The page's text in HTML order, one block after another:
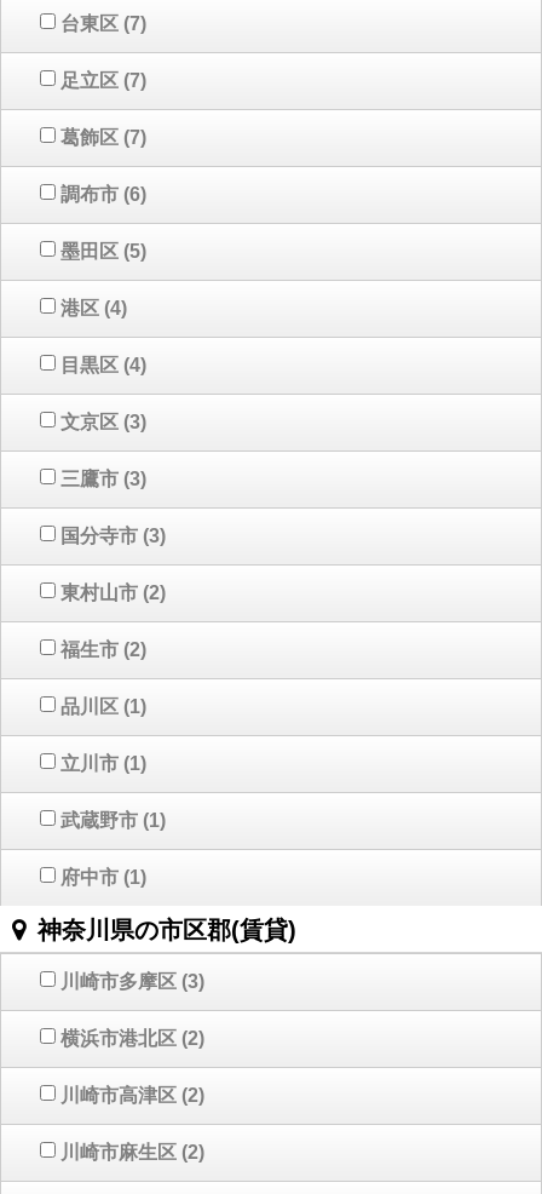
台東区 (7)
足立区 (7)
葛飾区 (7)
調布市 (6)
墨田区 (5)
港区 (4)
目黒区 (4)
文京区 (3)
三鷹市 (3)
国分寺市 (3)
東村山市 (2)
福生市 (2)
品川区 (1)
立川市 (1)
武蔵野市 (1)
府中市 (1)
神奈川県の市区郡(賃貸)
川崎市多摩区 (3)
横浜市港北区 (2)
川崎市高津区 (2)
川崎市麻生区 (2)